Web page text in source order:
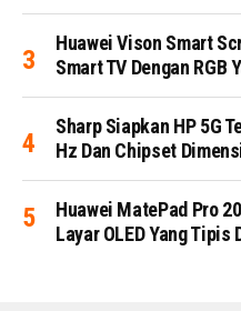
Huawei Vison Smart
Smart TV Dengan RGB
Sharp Siapkan HP 5G
Hz Dan Chipset
Huawei MatePad Pro
Layar OLED Yang Tipis